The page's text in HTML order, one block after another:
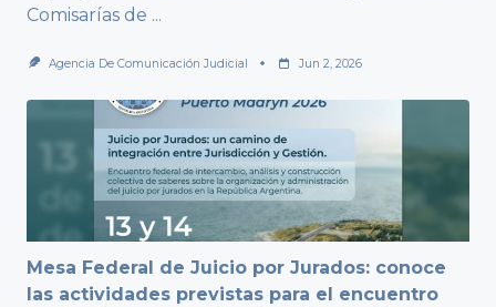
Comisarías de ...
Agencia De Comunicación Judicial Jun 2, 2026
Mesa Federal de Juicio por Jurados: conoce
las actividades previstas para el encuentro